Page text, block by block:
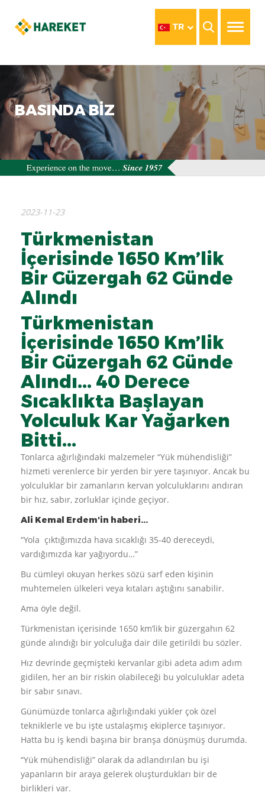
TR
BASINDA BİZ
2023-11-23
Türkmenistan
İçerisinde 1650 Km’lik
Bir Güzergah 62 Günde
Alındı
Türkmenistan
İçerisinde 1650 Km’lik
Bir Güzergah 62 Günde
Alındı... 40 Derece
Sıcaklıkta Başlayan
Yolculuk Kar Yağarken
Bitti...
Tonlarca ağırlığındaki malzemeler “Yük mühendisliği”
hizmeti verenlerce bir yerden bir yere taşınıyor. Ancak bu
yolculuklar bir zamanların kervan yolculuklarını andıran
bir hız, sabır, zorluklar içinde geçiyor.
Ali Kemal Erdem'in haberi...
“Yola çıktığımızda hava sıcaklığı 35-40 dereceydi,
vardığımızda kar yağıyordu…”
Bu cümleyi okuyan herkes sözü sarf eden kişinin
muhtemelen ülkeleri veya kıtaları aştığını sanabilir.
Ama öyle değil.
Türkmenistan içerisinde 1650 km’lik bir güzergahın 62
günde alındığı bir yolculuğa dair dile getirildi bu sözler.
Hız devrinde geçmişteki kervanlar gibi adeta adım adım
gidilen, her an bir riskin olabileceği bu yolculuklar adeta
bir sabır sınavı.
Günümüzde tonlarca ağırlığındaki yükler çok özel
tekniklerle ve bu işte ustalaşmış ekiplerce taşınıyor.
Hatta bu iş kendi başına bir branşa dönüşmüş durumda.
“Yük mühendisliği” olarak da adlandırılan bu işi
yapanların bir araya gelerek oluşturdukları bir de
birlikleri var.